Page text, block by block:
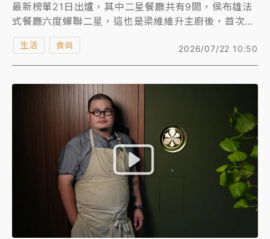
最新榜單21日出爐，其中二星餐廳共有9間，侯布雄法
式餐廳六度蟬聯二星，這也是梁維維升主廚後，首次摘
下二星，而他同時也是侯布雄全球首位台籍主廚。
梁維維在2025《台灣米其林指南》頒獎典禮，因帥氣
想到一上台官方聊天室湧入大量網友留言直呼：「好
帥！」梁維維接受《知新聞》專訪，事實上，他在小學
三年級就開始下廚，因為跟隨父母的工作到廣東生活，
「想念台灣味」就自學玩料理，進而產生做菜興趣，並
在22歲前往法國精進廚藝。面對時常挨罵的過渡期，他
沮喪到天天都想著放棄，甚至躲到冰箱裡偷哭，不過10
年後回過頭來看，這些都成了他現在的養分。
2026/07/22 10:50
生活 食尚